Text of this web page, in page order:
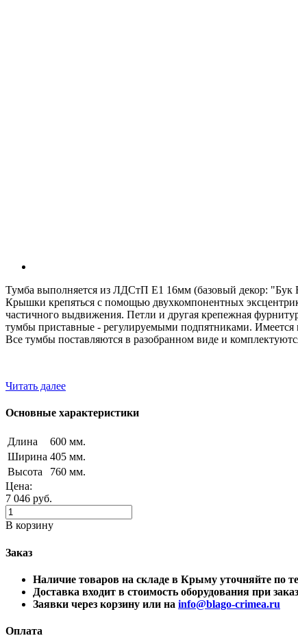
Тумба выполняется из ЛДСтП Е1 16мм (базовый декор:
Крышки крепяться с помощью двухкомпонентных
частичного выдвижения. Петли и другая крепежная
тумбы приставные - регулируемыми подпятниками. Имеется
Все тумбы поставляются в разобранном виде и
Читать далее
Основные характеристики
Длина
600 мм.
Ширина 405 мм.
Высота
760 мм.
Цена:
7 046 руб.
В корзину
Заказ
Наличие товаров на складе в Крыму уточняйте
Доставка входит в стоимость оборудования при
Заявки через корзину или на info@blago-crimea.ru
Оплата